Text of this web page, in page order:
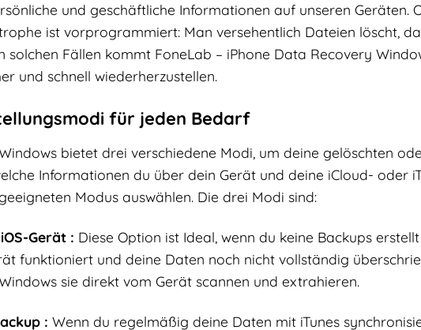
und geschäftliche Informationen auf unseren Geräten.
ist vorprogrammiert: Man versehentlich Dateien löscht,
Fällen kommt FoneLab – iPhone Data Recovery
und schnell wiederherzustellen.
für jeden Bedarf
bietet drei verschiedene Modi, um deine gelöschten
Informationen du über dein Gerät und deine iCloud- oder
Modus auswählen. Die drei Modi sind:
Gerät : Diese Option ist Ideal, wenn du keine Backups
funktioniert und deine Daten noch nicht vollständig
sie direkt vom Gerät scannen und extrahieren.
: Wenn du regelmäßig deine Daten mit iTunes